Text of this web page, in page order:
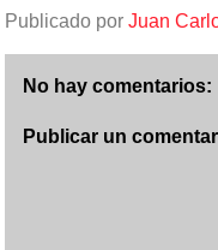
Publicado por Juan
No hay comentarios:
Publicar un